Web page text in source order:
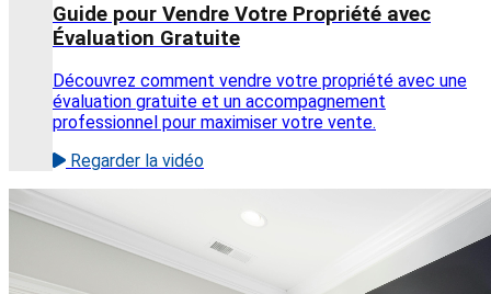
Guide pour Vendre Votre Propriété avec
Évaluation Gratuite
Découvrez comment vendre votre propriété avec une
évaluation gratuite et un accompagnement
professionnel pour maximiser votre vente.
Regarder la vidéo